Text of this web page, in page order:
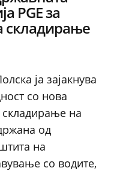
PGE за
складирање
ја зајакнува
со нова
на
од
на
со водите,